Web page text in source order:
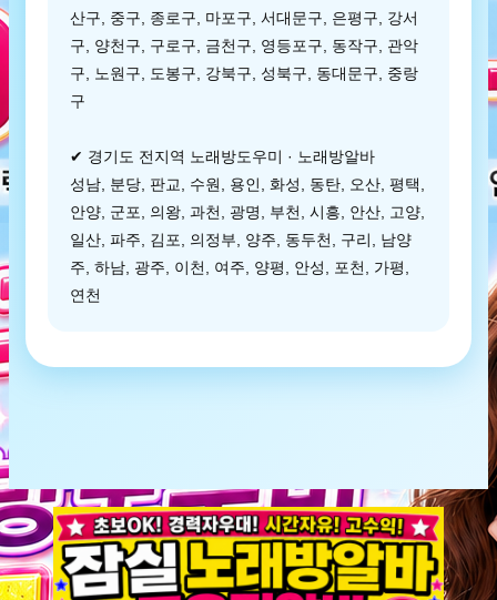
산구, 중구, 종로구, 마포구, 서대문구, 은평구, 강서
구, 양천구, 구로구, 금천구, 영등포구, 동작구, 관악
구, 노원구, 도봉구, 강북구, 성북구, 동대문구, 중랑
구
✔ 경기도 전지역 노래방도우미 · 노래방알바
성남, 분당, 판교, 수원, 용인, 화성, 동탄, 오산, 평택,
안양, 군포, 의왕, 과천, 광명, 부천, 시흥, 안산, 고양,
일산, 파주, 김포, 의정부, 양주, 동두천, 구리, 남양
주, 하남, 광주, 이천, 여주, 양평, 안성, 포천, 가평,
연천